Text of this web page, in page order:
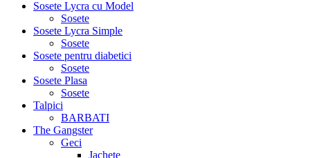
Sosete Lycra cu Model
Sosete
Sosete Lycra Simple
Sosete
Sosete pentru diabetici
Sosete
Sosete Plasa
Sosete
Talpici
BARBATI
The Gangster
Geci
Jachete